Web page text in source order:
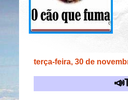
terça-feira, 30 de